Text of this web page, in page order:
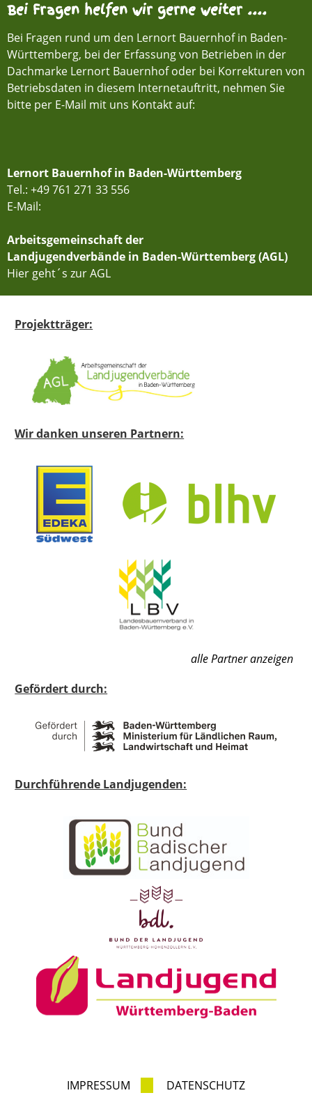
Bei Fragen helfen wir gerne weiter ....
Bei Fragen rund um den Lernort Bauernhof in Baden-
Württemberg, bei der Erfassung von Betrieben in der
Dachmarke Lernort Bauernhof oder bei Korrekturen von
Betriebsdaten in diesem Internetauftritt, nehmen Sie
bitte per E-Mail mit uns Kontakt auf:
Lernort Bauernhof in Baden-Württemberg
Tel.: +49 761 271 33 556
E-Mail:
Arbeitsgemeinschaft der
Landjugendverbände in Baden-Württemberg (AGL)
Hier geht´s zur AGL
Projektträger:
Wir danken unseren Partnern:
alle Partner anzeigen
Gefördert durch:
Durchführende Landjugenden:
IMPRESSUM DATENSCHUTZ